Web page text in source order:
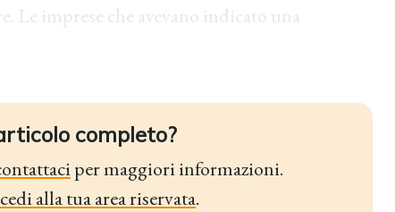
Le imprese che avevano indicato una
completo?
per maggiori informazioni.
alla tua area riservata.